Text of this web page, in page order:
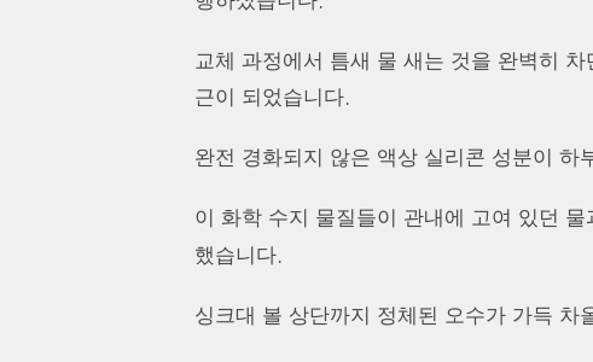
교체 과정에서 틈새 물 새는 것을 완벽히
근이 되었습니다.
완전 경화되지 않은 액상 실리콘 성분이 하
이 화학 수지 물질들이 관내에 고여 있던
했습니다.
싱크대 볼 상단까지 정체된 오수가 가득 차